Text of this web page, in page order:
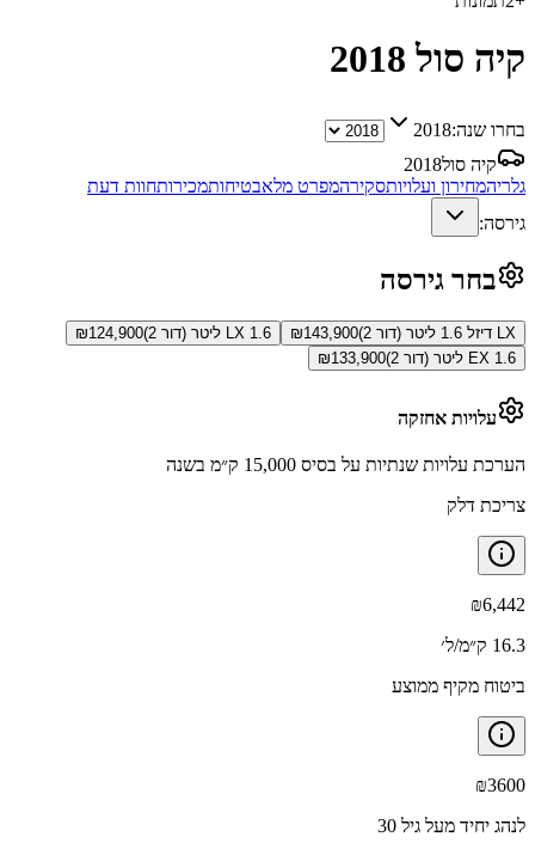
קיה סול 2018
בחרו שנה:2018
קיה סול2018
גלריהמחירון ועלויותסקירהמפרט מלאבטיחותמכירותחוות דעת
גירסה:
בחר גירסה
LX דיזל 1.6 ליטר (דור 2) ₪143,900 LX 1.6 ליטר (דור 2) ₪124,900
EX 1.6 ליטר (דור 2)
₪133,900
עלויות אחזקה
הערכת עלויות שנתיות על בסיס 15,000 ק״מ בשנה
צריכת דלק
₪6,442
16.3 ק״מ/ל׳
ביטוח מקיף ממוצע
₪3600
לנהג יחיד מעל גיל 30